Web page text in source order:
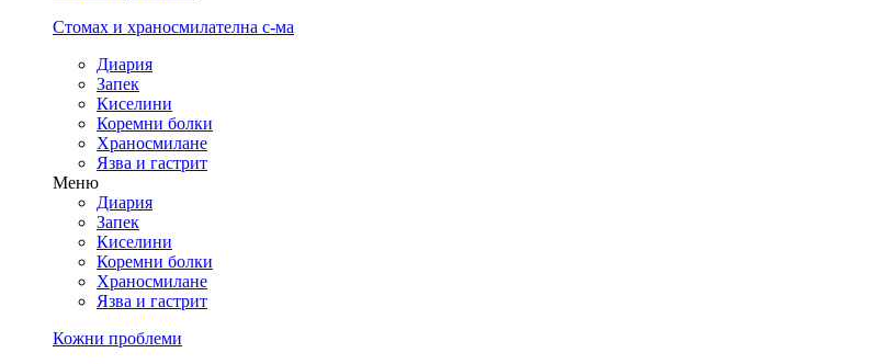
Стомах и храносмилателна с-ма
Диария
Запек
Киселини
Коремни болки
Храносмилане
Язва и гастрит
Меню
Диария
Запек
Киселини
Коремни болки
Храносмилане
Язва и гастрит
Кожни проблеми